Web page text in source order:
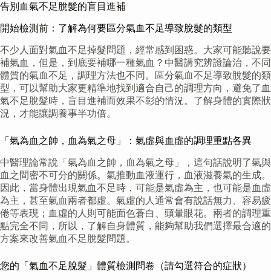
告別血氣不足脫髮的盲目進補
開始檢測前：了解為何要區分氣血不足導致脫髮的類型
不少人面對氣血不足掉髮問題，經常感到困惑。大家可能聽說要
補氣血，但是，到底要補哪一種氣血？中醫講究辨證論治，不同
體質的氣血不足，調理方法也不同。區分氣血不足導致脫髮的類
型，可以幫助大家更精準地找到適合自己的調理方向，避免了血
氣不足脫髮時，盲目進補而效果不彰的情況。了解身體的實際狀
況，才能讓調養事半功倍。
「氣為血之帥，血為氣之母」：氣虛與血虛的調理重點各異
中醫理論常說「氣為血之帥，血為氣之母」，這句話說明了氣與
血之間密不可分的關係。氣推動血液運行，血液滋養氣的生成。
因此，當身體出現氣血不足時，可能是氣虛為主，也可能是血虛
為主，甚至氣血兩者都虛。氣虛的人通常會有說話無力、容易疲
倦等表現；血虛的人則可能面色蒼白、頭暈眼花。兩者的調理重
點完全不同，所以，了解自身體質，能夠幫助我們選擇最合適的
方案來改善氣血不足脫髮問題。
您的「氣血不足脫髮」體質檢測問卷（請勾選符合的症狀）